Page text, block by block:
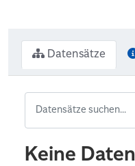
Datensätze
Keine